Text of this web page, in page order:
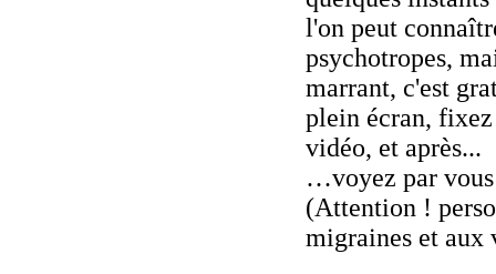
l'on peut
psychotropes,
marrant, c'est
plein écran,
vidéo, et après...
…voyez par vous
(Attention !
migraines et aux